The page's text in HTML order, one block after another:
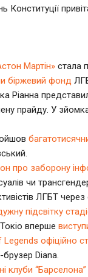
Конституції
Мартін» стала
біржевий фонд
Ріанна
прайду. У
про заборону
чи
ЛГБТ
підсвітку
вперше
Legends офіційно
Diana.
клуби